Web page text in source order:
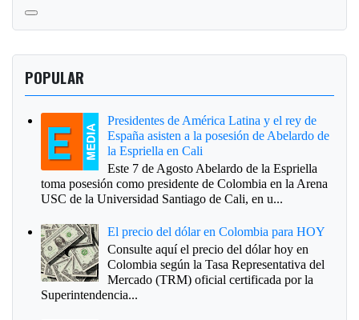
POPULAR
Presidentes de América Latina y el rey de
España asisten a la posesión de Abelardo de
la Espriella en Cali
Este 7 de Agosto Abelardo de la Espriella
toma posesión como presidente de Colombia en la Arena
USC de la Universidad Santiago de Cali, en u...
El precio del dólar en Colombia para HOY
Consulte aquí el precio del dólar hoy en
Colombia según la Tasa Representativa del
Mercado (TRM) oficial certificada por la
Superintendencia...